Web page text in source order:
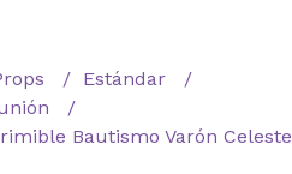
Estándar
Bautismo Varón Celeste